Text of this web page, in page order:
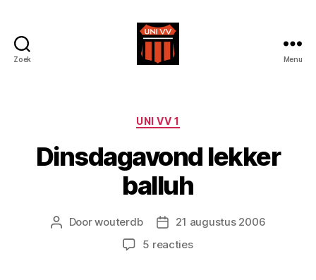
Zoek Menu
Categorieën
UNI VV 1
Dinsdagavond lekker
balluh
Berichtauteur
Doorwouterdb Berichtdatum
21 augustus 2006
5 reactiesop